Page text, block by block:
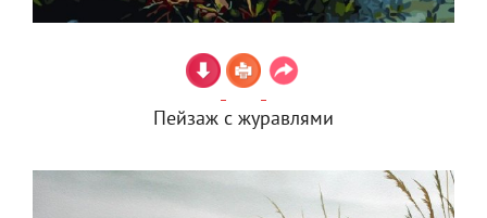
Пейзаж с журавлями